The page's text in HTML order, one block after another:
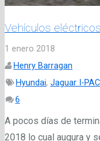
Vehículos
1 enero 2018
Henry Barragan
Hyundai, Jaguar I-
6
A pocos días de
2018 lo cual augura y